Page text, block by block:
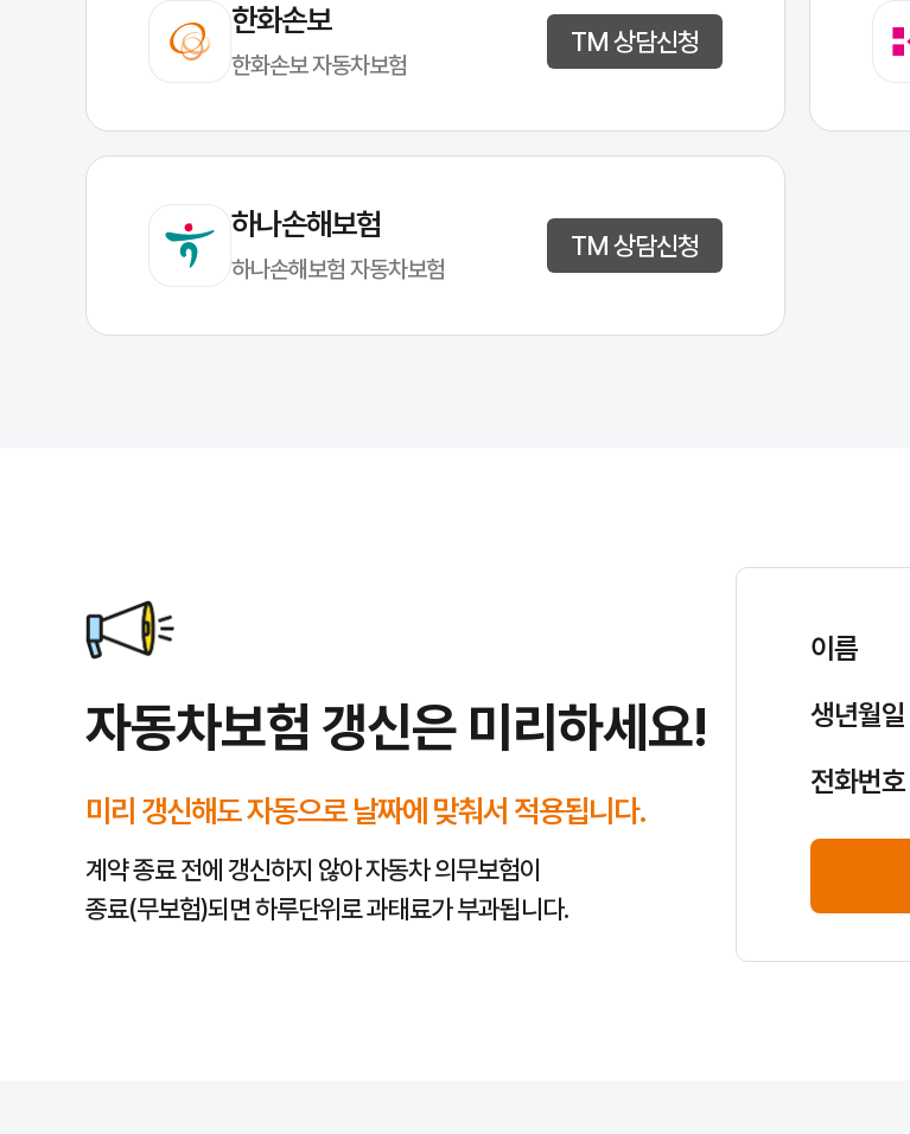
한화손보
한화손보 자동차보험
TM 상담신청
하나손해보험
하나손해보험 자동차보험
TM 상담신청
퍼마일, 시그니처, 굿드라이브 등 상품 유형 확인
캐롯의 다양한 자동차보험 상품 중 내 운전 스타일에 가장 적합한 보장 범위를 꼼꼼히 살펴보세요. 주행거리에 따른 할인이
사고 발생 시 신속하고 정확한 보상을 위해 보험사고 접수 방법, 필요한 서류, 그리고 보상 처리 과정을 미리 숙지해두면 큰
나의 운전 습관과 운행 거리에 따른 맞춤 할인 특약 확인
캐롯은 디지털 기반의 혁신적인 시스템으로 운전자의 안전 운전 습관을 분석하여 다양한 할인 혜택을 제공합니다. 블랙박
긴급출동, 법률비용 등 필요한 특약 신중하게 선택
기본적인 대인, 대물 배상은 물론, 자기신체사고(자손), 자기차량손해(자차), 무보험차 상해 등 필수적인 담보 외에도 필
자동차보험 갱신은 미리하세요!
미리 갱신해도 자동으로 날짜에 맞춰서 적용됩니다.
계약 종료 전에 갱신하지 않아 자동차 의무보험이
종료(무보험)되면 하루단위로 과태료가 부과됩니다.
이름
생년월일
전화번호